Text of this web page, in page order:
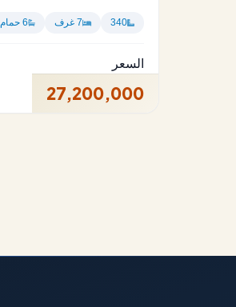
340 7 غرف 6 حمام
السعر
27,200,000